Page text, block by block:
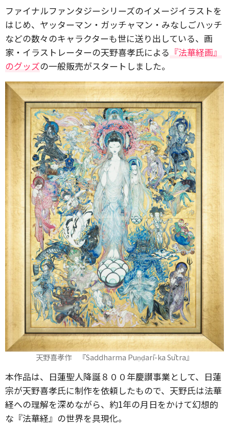
ファイナルファンタジーシリーズのイメージイラストを
はじめ、ヤッターマン・ガッチャマン・みなしごハッチ
などの数々のキャラクターも世に送り出している、画
家・イラストレーターの天野喜孝氏による 『法華経画』
のグッズの一般販売がスタートしました。
天野喜孝作 『Saddharma Puṇḍarī-ka Sūtra』
本作品は、日蓮聖人降誕８００年慶讃事業として、日蓮
宗が天野喜孝氏に制作を依頼したもので、天野氏は法華
経への理解を深めながら、約1年の月日をかけて幻想的
な『法華経』の世界を具現化。